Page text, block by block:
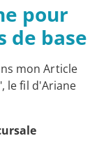
pour
de base
mon Article
le fil d'Ariane